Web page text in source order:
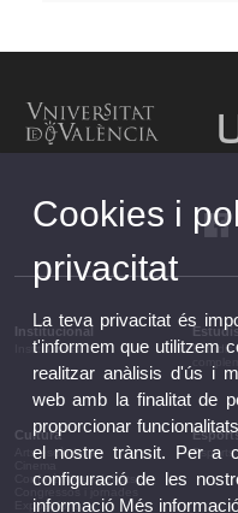
Institucional
Institucional
Estudis
Cultura
Arts escèniques
Conferències i debats
Congressos i jornades
Exposicions
Esports
Cookies i
privacitat
La teva privacitat és
t'informem que utilitzem
realitzar anàlisis d'ús i
web amb la finalitat de
proporcionar
el nostre trànsit. Per a
configuració de les
informació Més